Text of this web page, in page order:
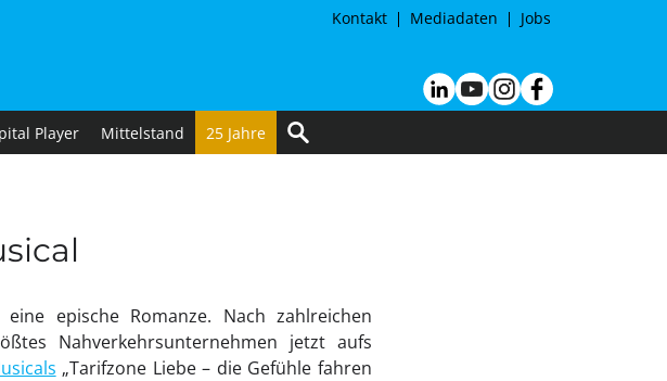
Kontakt Mediadaten Jobs
Player Mittelstand 25 Jahre
epische Romanze. Nach zahlreichen
Nahverkehrsunternehmen jetzt aufs
„Tarifzone Liebe – die Gefühle fahren